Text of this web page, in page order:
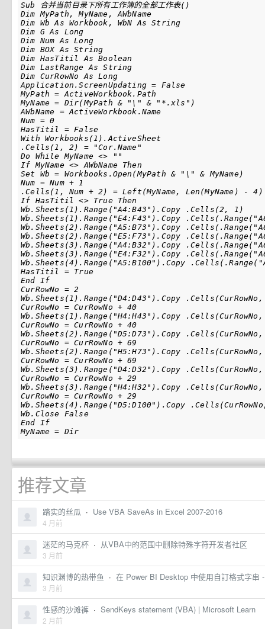
Sub 合并当前目录下所有工作簿的全部工作表()
Dim MyPath, MyName, AWbName
Dim Wb As Workbook, WbN As String
Dim G As Long
Dim Num As Long
Dim BOX As String
Dim HasTitil As Boolean
Dim LastRange As String
Dim CurRowNo As Long
Application.ScreenUpdating = False
MyPath = ActiveWorkbook.Path
MyName = Dir(MyPath & "\" & "*.xls")
AWbName = ActiveWorkbook.Name
Num = 0
HasTitil = False
With Workbooks(1).ActiveSheet
.Cells(1, 2) = "Cor.Name"
Do While MyName <> ""
If MyName <> AWbName Then
Set Wb = Workbooks.Open(MyPath & "\" & MyName)
Num = Num + 1
.Cells(1, Num + 2) = Left(MyName, Len(MyName) - 4)
If HasTitil <> True Then
Wb.Sheets(1).Range("A4:B43").Copy .Cells(2, 1)
Wb.Sheets(1).Range("E4:F43").Copy
Wb.Sheets(2).Range("A5:B73").Copy
Wb.Sheets(2).Range("E5:F73").Copy
Wb.Sheets(3).Range("A4:B32").Copy
Wb.Sheets(3).Range("E4:F32").Copy
Wb.Sheets(4).Range("A5:B100").Copy
HasTitil = True
End If
CurRowNo = 2
Wb.Sheets(1).Range("D4:D43").Copy
CurRowNo = CurRowNo + 40
Wb.Sheets(1).Range("H4:H43").Copy
CurRowNo = CurRowNo + 40
Wb.Sheets(2).Range("D5:D73").Copy
CurRowNo = CurRowNo + 69
Wb.Sheets(2).Range("H5:H73").Copy
CurRowNo = CurRowNo + 69
Wb.Sheets(3).Range("D4:D32").Copy
CurRowNo = CurRowNo + 29
Wb.Sheets(3).Range("H4:H32").Copy
CurRowNo = CurRowNo + 29
Wb.Sheets(4).Range("D5:D100").Copy
Wb.Close False
End If
推荐文章
踏实的丝瓜 · Use VBA SaveAs in Excel 2007-2016
4 月前
迷茫的马克杯 · 从VBA中的范围中删除特殊字符开发者社区
3 月前
知识渊博的热带鱼 · 在 Power BI Desktop 中使用自訂格式字串
3 月前
性感的沙滩裤 · SendKeys statement (VBA) | Microsoft Learn
2 月前